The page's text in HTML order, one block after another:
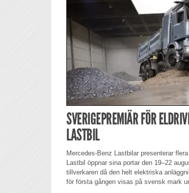
SVERIGEPREMIÄR FÖR
LASTBIL
Mercedes-Benz Lastbilar presenterar
Lastbil öppnar sina portar den 19–22
tillverkaren då den helt elektriska
för första gången visas på svensk mark